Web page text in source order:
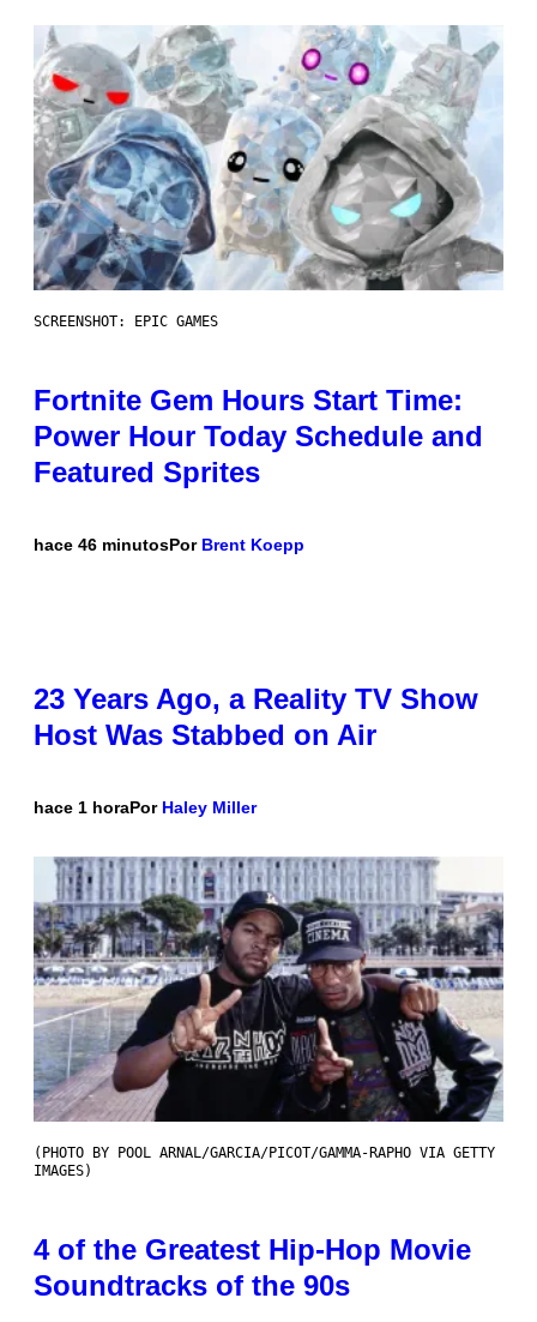
SCREENSHOT: EPIC GAMES
Fortnite Gem Hours Start Time:
Power Hour Today Schedule and
Featured Sprites
hace 46 minutosPor Brent Koepp
23 Years Ago, a Reality TV Show
Host Was Stabbed on Air
hace 1 horaPor Haley Miller
(PHOTO BY POOL ARNAL/GARCIA/PICOT/GAMMA-RAPHO VIA GETTY
IMAGES)
4 of the Greatest Hip-Hop Movie
Soundtracks of the 90s